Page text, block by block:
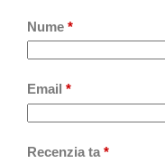
Nume *
Email *
Recenzia ta *